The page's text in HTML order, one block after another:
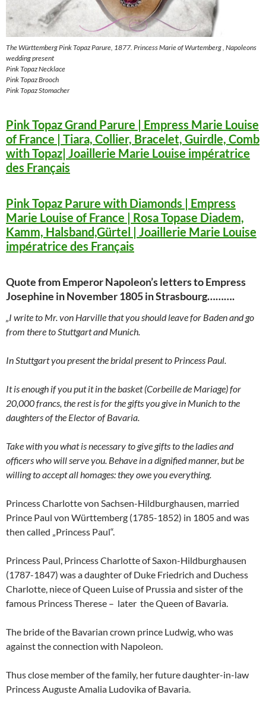
The Württemberg Pink Topaz Parure, 1877. Princess Marie of Wurtemberg , Napoleons
wedding present
Pink Topaz Necklace
Pink Topaz Brooch
Pink Topaz Stomacher
Pink Topaz Grand Parure | Empress Marie Louise
of France | Tiara, Collier, Bracelet, Guirdle, Comb
with Topaz| Joaillerie Marie Louise impératrice
des Français
Pink Topaz Parure with Diamonds | Empress
Marie Louise of France | Rosa Topase Diadem,
Kamm, Halsband,Gürtel | Joaillerie Marie Louise
impératrice des Français
Quote from Emperor Napoleon’s letters to Empress
Josephine in November 1805 in Strasbourg……….
„I write to Mr. von Harville that you should leave for Baden and go
from there to Stuttgart and Munich.
In Stuttgart you present the bridal present to Princess Paul.
It is enough if you put it in the basket (Corbeille de Mariage) for
20,000 francs, the rest is for the gifts you give in Munich to the
daughters of the Elector of Bavaria.
Take with you what is necessary to give gifts to the ladies and
officers who will serve you. Behave in a dignified manner, but be
willing to accept all homages: they owe you everything.
Princess Charlotte von Sachsen-Hildburghausen, married
Prince Paul von Württemberg (1785-1852) in 1805 and was
then called „Princess Paul“.
Princess Paul, Princess Charlotte of Saxon-Hildburghausen
(1787-1847) was a daughter of Duke Friedrich and Duchess
Charlotte, niece of Queen Luise of Prussia and sister of the
famous Princess Therese – later the Queen of Bavaria.
The bride of the Bavarian crown prince Ludwig, who was
against the connection with Napoleon.
Thus close member of the family, her future daughter-in-law
Princess Auguste Amalia Ludovika of Bavaria.